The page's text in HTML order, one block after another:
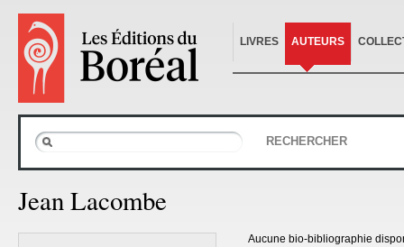
LIVRES AUTEURS
RECHERCHER
Jean Lacombe
Aucune bio-bibliographie